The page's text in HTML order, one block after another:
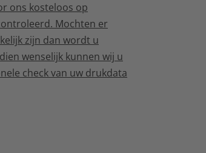
ons kosteloos op
Mochten er
zijn dan wordt u
wenselijk kunnen wij u
check van uw drukdata